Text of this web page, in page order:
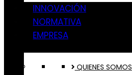
INNOVACIÓN
NORMATIVA
EMPRESA
QUIENES SOMOS